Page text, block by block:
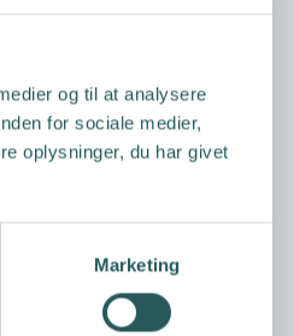
og til at analysere
for sociale medier,
oplysninger, du har givet
Marketing